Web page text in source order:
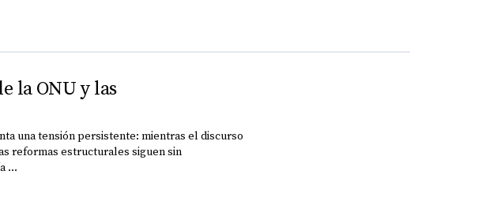
la ONU y las
una tensión persistente: mientras el discurso
reformas estructurales siguen sin
...